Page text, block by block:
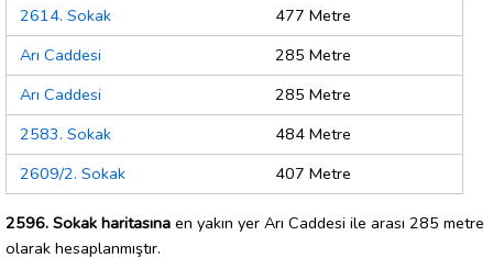
2614. Sokak
477 Metre
Arı Caddesi
285 Metre
Arı Caddesi
285 Metre
2583. Sokak
484 Metre
2609/2. Sokak
407 Metre
2596. Sokak haritasına en yakın yer Arı Caddesi ile arası 285 metre
olarak hesaplanmıştır.